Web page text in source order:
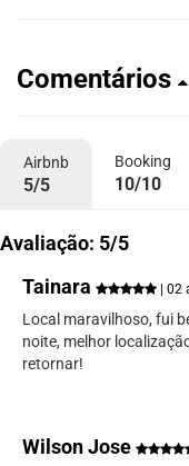
Comentários
Airbnb
5/5
Booking
10/10
Avaliação: 5/5
Tainara
| 02
Local maravilhoso, fui
noite, melhor
retornar!
Wilson Jose